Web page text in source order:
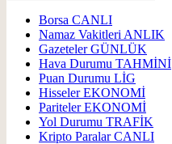
Borsa CANLI
Namaz Vakitleri ANLIK
GazetelerGÜNLÜK
Hava Durumu TAHMİNİ
Puan Durumu LİG
HisselerEKONOMİ
ParitelerEKONOMİ
Yol Durumu TRAFİK
Kripto ParalarCANLI